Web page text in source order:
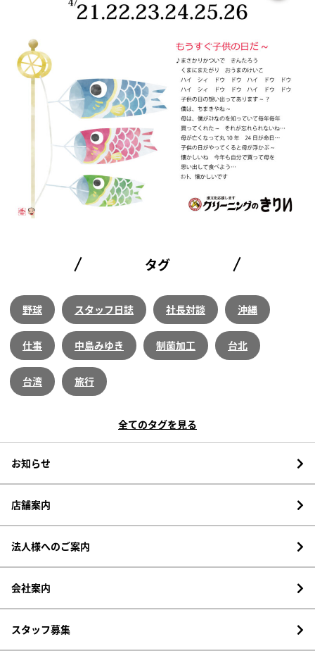
タグ
野球 スタッフ日誌 社長対談 沖縄
仕事 中島みゆき 制菌加工 台北
台湾 旅行
全てのタグを見る
お知らせ
店舗案内
法人様へのご案内
会社案内
スタッフ募集